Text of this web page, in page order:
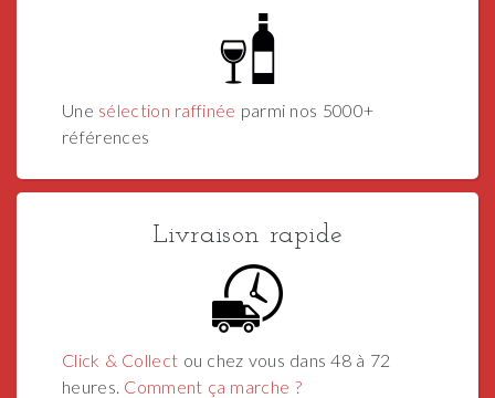
Une sélection raffinée parmi nos 5000+
références
Livraison rapide
Click & Collect ou chez vous dans 48 à 72
heures. Comment ça marche ?